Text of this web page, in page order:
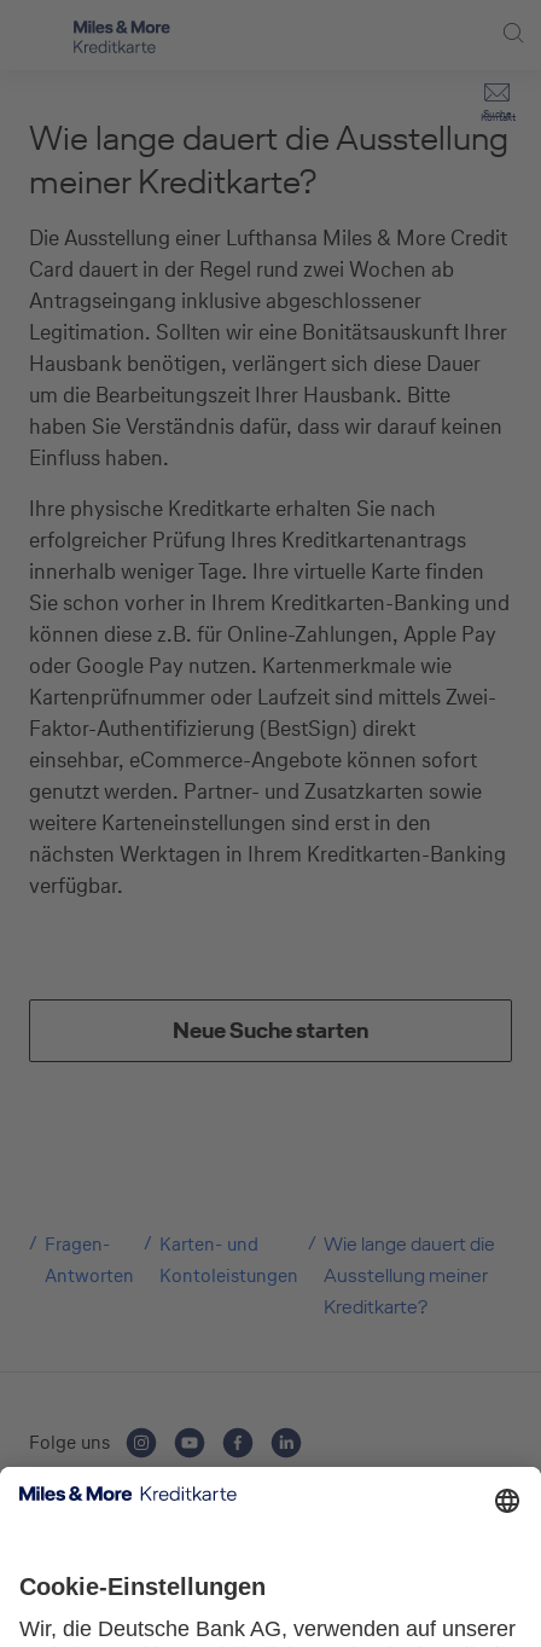
Direkt zur Suche (Enter drücken)
Kontakt
Suche
Selbstständige
Service
Häufige Fragen
Schritt für Schritt zur neuen Karte
Kreditkarte empfehlen
Kreditkarten-Banking
Kreditkarte beantragen
Wie lange dauert die Ausstellung
meiner Kreditkarte?
Die Ausstellung einer Lufthansa Miles & More Credit
Card dauert in der Regel rund zwei Wochen ab
Antragseingang inklusive abgeschlossener
Legitimation. Sollten wir eine Bonitätsauskunft Ihrer
Hausbank benötigen, verlängert sich diese Dauer
um die Bearbeitungszeit Ihrer Hausbank. Bitte
haben Sie Verständnis dafür, dass wir darauf keinen
Einfluss haben.
Ihre physische Kreditkarte erhalten Sie nach
erfolgreicher Prüfung Ihres Kreditkartenantrags
innerhalb weniger Tage. Ihre virtuelle Karte finden
Sie schon vorher in Ihrem Kreditkarten-Banking und
können diese z.B. für Online-Zahlungen, Apple Pay
oder Google Pay nutzen. Kartenmerkmale wie
Kartenprüfnummer oder Laufzeit sind mittels Zwei-
Faktor-Authentifizierung (BestSign) direkt
einsehbar, eCommerce-Angebote können sofort
genutzt werden. Partner- und Zusatzkarten sowie
weitere Karteneinstellungen sind erst in den
nächsten Werktagen in Ihrem Kreditkarten-Banking
verfügbar.
Neue Suche starten
Fragen-
Antworten
Karten- und
Kontoleistungen
Wie lange dauert die
Ausstellung meiner
Kreditkarte?
Folge uns
Suchen Sie eine Kreditkarte für die private oder
geschäftliche Nutzung? Oder möchten Sie
Selbstständige
(z.B. Gewerbetreibender, Handwerker,
Unternehmen